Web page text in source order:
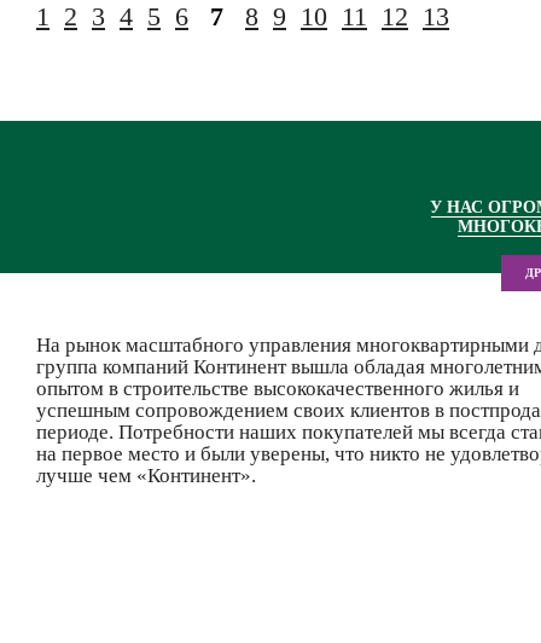
1 2 3 4 5 6 7 8 9 10 11 12 13
У НАС
На рынок масштабного управления многоквартирными
группа компаний Континент вышла обладая
опытом в строительстве высококачественного жилья и
успешным сопровождением своих клиентов в
периоде. Потребности наших покупателей мы всегда
на первое место и были уверены, что никто не
лучше чем «Континент».